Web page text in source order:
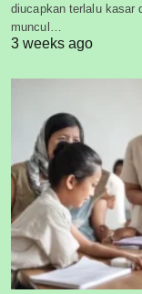
diucapkan terlalu kasar
muncul…
3 weeks ago